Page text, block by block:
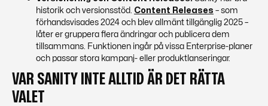
historik och versionsstöd. Content Releases – som
förhandsvisades 2024 och blev allmänt tillgänglig 2025 –
låter er gruppera flera ändringar och publicera dem
tillsammans. Funktionen ingår på vissa Enterprise-planer
och passar stora kampanj- eller produktlanseringar.
VAR SANITY INTE ALLTID ÄR DET RÄTTA
VALET